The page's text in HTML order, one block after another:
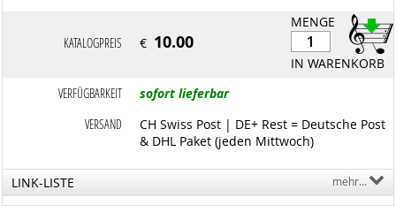
MENGE
IN WARENKORB
KATALOGPREIS € 10.00
VERFÜGBARKEIT
sofort lieferbar
VERSAND
CH Swiss Post | DE+ Rest = Deutsche Post
& DHL Paket (jeden Mittwoch)
LINK-LISTE mehr...